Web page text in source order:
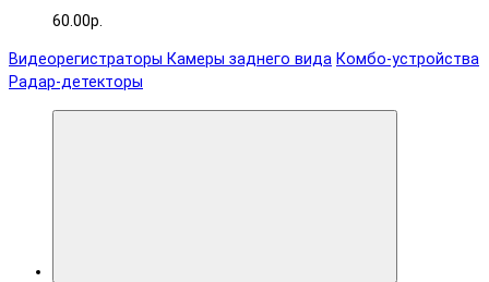
60.00р.
Видеорегистраторы Камеры заднего вида Комбо-устройства
Радар-детекторы